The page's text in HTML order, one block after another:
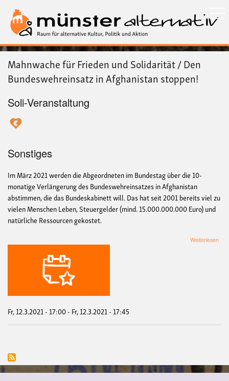
zum
Inhalt
Mahnwache für Frieden und Solidarität / Den
Bundeswehreinsatz in Afghanistan stoppen!
Soli-Veranstaltung
Sonstiges
Im März 2021 werden die Abgeordneten im Bundestag über die 10-
monatige Verlängerung des Bundeswehreinsatzes in Afghanistan
abstimmen, die das Bundeskabinett will. Das hat seit 2001 bereits viel zu
vielen Menschen Leben, Steuergelder (mind. 15.000.000.000 Euro) und
natürliche Ressourcen gekostet.
Weiterlesen
Fr, 12.3.2021 - 17:00- Fr, 12.3.2021 - 17:45